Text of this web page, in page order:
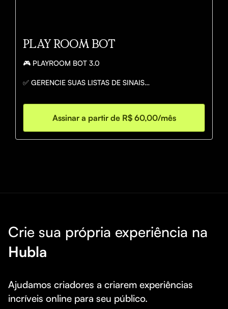
PLAY ROOM BOT
🎮 PLAYROOM BOT 3.0
✅ GERENCIE SUAS LISTAS DE SINAIS
✅ CARREGAMENTO AUTOMÁTICO DA LISTA
✅ MARTINGALE, SOROS E SOROSGALE
Assinar a partir de R$ 60,00/mês
Crie sua própria experiência na
Hubla
Ajudamos criadores a criarem experiências
incríveis online para seu público.